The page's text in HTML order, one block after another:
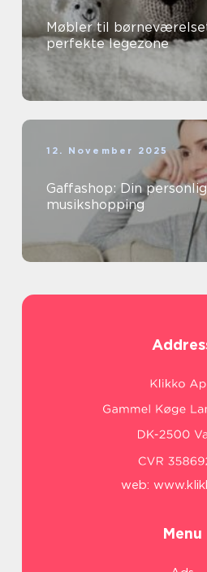
Møbler til
perfekte legezone
12. November 2025
Gaffashop: Din
musikshopping
web:
Menu